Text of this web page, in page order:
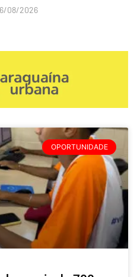
08/2026
OPORTUNIDADE